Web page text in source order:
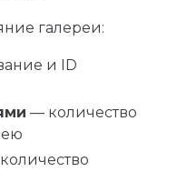
галереи:
и ID
— количество